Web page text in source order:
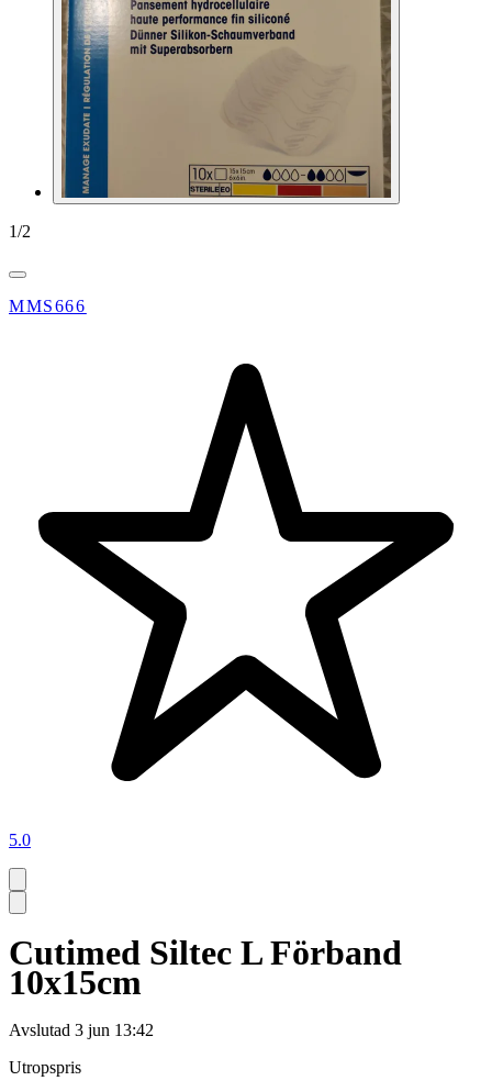
1/2
MMS666
5.0
Cutimed Siltec L Förband
10x15cm
Avslutad 3 jun 13:42
Utropspris